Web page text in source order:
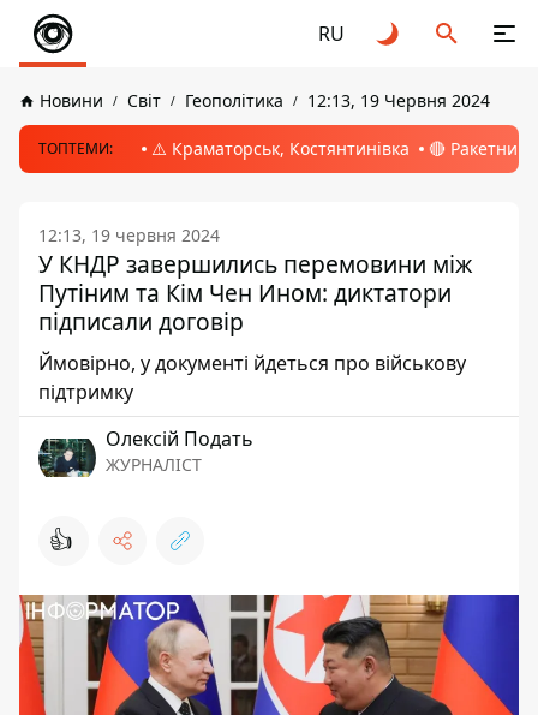
RU
Новини Світ Геополітика 12:13, 19 Червня 2024
ТОПТЕМИ: ⚠️ Краматорськ, Костянтинівка 🔴 Ракетний
12:13, 19 червня 2024
У КНДР завершились перемовини між
Путіним та Кім Чен Ином: диктатори
підписали договір
Ймовірно, у документі йдеться про військову
підтримку
Олексій Подать
ЖУРНАЛІСТ
👍